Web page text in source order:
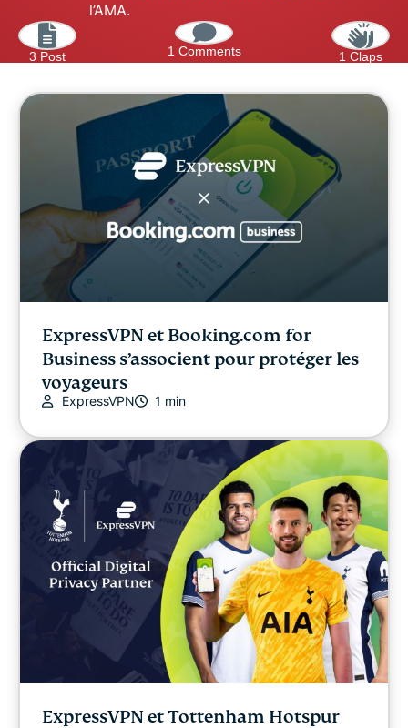
l’AMA.
3 Post 1 Comments 1 Claps
ExpressVPN et Booking.com for
Business s’associent pour protéger les
voyageurs
ExpressVPN 1 min
ExpressVPN et Tottenham Hotspur